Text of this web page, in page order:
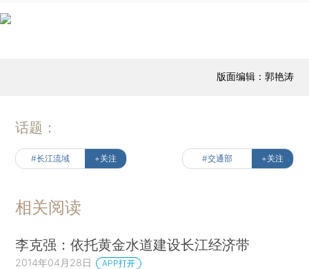
版面编辑：郭艳涛
话题：
#长江流域 +关注 #交通部 +关注
相关阅读
李克强：依托黄金水道建设长江经济带
2014年04月28日 APP打开